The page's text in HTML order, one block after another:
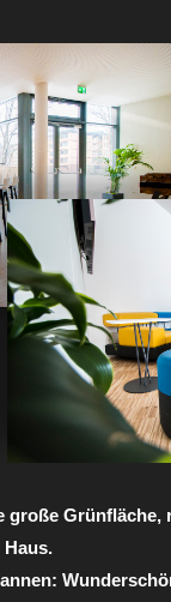
große Grünfläche,